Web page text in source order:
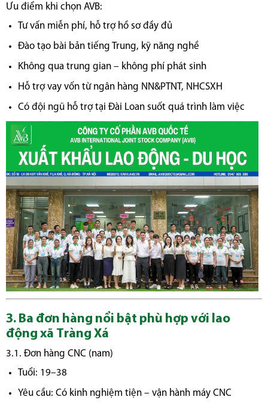
Ưu điểm khi chọn AVB:
Tư vấn miễn phí, hỗ trợ hồ sơ đầy đủ
Đào tạo bài bản tiếng Trung, kỹ năng nghề
Không qua trung gian – không phí phát sinh
Hỗ trợ vay vốn từ ngân hàng NN&PTNT, NHCSXH
Có đội ngũ hỗ trợ tại Đài Loan suốt quá trình làm việc
3. Ba đơn hàng nổi bật phù hợp với lao
động xã Tràng Xá
3.1. Đơn hàng CNC (nam)
Tuổi: 19–38
Yêu cầu: Có kinh nghiệm tiện – vận hành máy CNC